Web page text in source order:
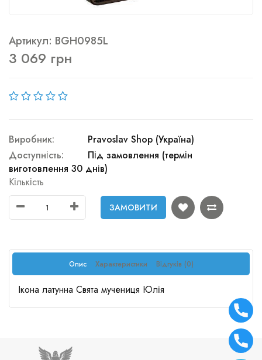
Артикул: BGH0985L
3 069 грн
Виробник:
Pravoslav Shop (Україна)
Доступність:
Під замовлення (термін
виготовлення 30 днів)
Кількість
ЗАМОВИТИ
Опис Характеристики Відгуків (0)
Ікона латунна Свята мучениця Юлія